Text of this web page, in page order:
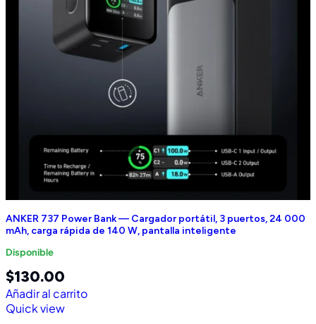
ANKER 737 Power Bank — Cargador portátil, 3 puertos, 24 000
mAh, carga rápida de 140 W, pantalla inteligente
Disponible
$130.00
Añadir al carrito
Quick view